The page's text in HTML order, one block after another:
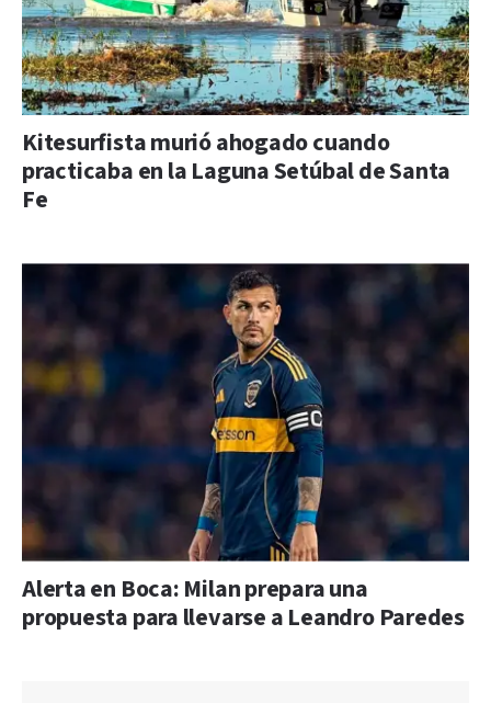
Kitesurfista murió ahogado cuando
practicaba en la Laguna Setúbal de Santa
Fe
Alerta en Boca: Milan prepara una
propuesta para llevarse a Leandro Paredes